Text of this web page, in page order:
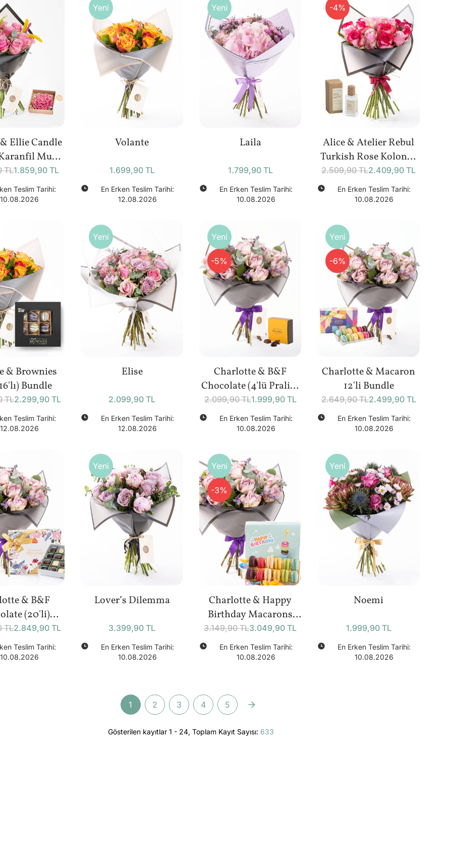
Ellie Candle
Mum
TL1.859,90 TL
Teslim Tarihi:
10.08.2026
Yeni
Volante
1.699,90 TL
En Erken Teslim Tarihi:
12.08.2026
Yeni
Laila
1.799,90 TL
En Erken Teslim Tarihi:
10.08.2026
-4%
Alice & Atelier Rebul
Turkish Rose Kolonya
(50 ml) Bundle
2.509,90 TL2.409,90 TL
En Erken Teslim Tarihi:
10.08.2026
& Brownies
Bundle
TL2.299,90 TL
Teslim Tarihi:
12.08.2026
Yeni
Elise
2.099,90 TL
En Erken Teslim Tarihi:
12.08.2026
Yeni
-5%
Charlotte & B&F
Chocolate (4'lü Pralin)
Bundle
2.099,90 TL1.999,90 TL
En Erken Teslim Tarihi:
10.08.2026
Yeni
-6%
Charlotte & Macaron
12'li Bundle
2.649,90 TL2.499,90 TL
En Erken Teslim Tarihi:
10.08.2026
& B&F
(20'li)
TL2.849,90 TL
Teslim Tarihi:
10.08.2026
Yeni
Lover’s Dilemma
3.399,90 TL
En Erken Teslim Tarihi:
10.08.2026
Yeni
-3%
Charlotte & Happy
Birthday Macarons
(12’li) Bundle
3.149,90 TL3.049,90 TL
En Erken Teslim Tarihi:
10.08.2026
Yeni
Noemi
1.999,90 TL
En Erken Teslim Tarihi:
10.08.2026
1 2 3 4 5
Gösterilen kayıtlar 1 - 24, Toplam Kayıt Sayısı: 633